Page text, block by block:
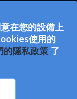
在您的設備上
使用的
的隱私政策 了
受的捐款都
。該基金
。國際獅子
福利組織，
款。LCI和
）提供者